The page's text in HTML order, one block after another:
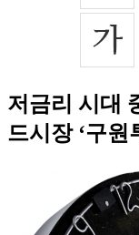
저금리 시대
드시장 ‘구원